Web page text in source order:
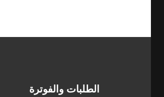
الطلبات والفوترة